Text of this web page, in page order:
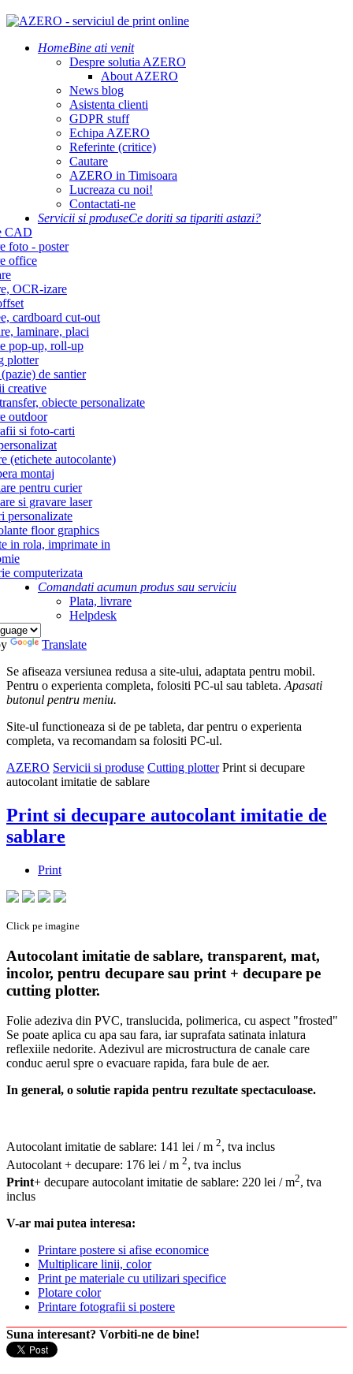
HomeBine ati venit
Despre solutia AZERO
About AZERO
News blog
Asistenta clienti
GDPR stuff
Echipa AZERO
Referinte (critice)
Cautare
AZERO in Timisoara
Lucreaza cu noi!
Contactati-ne
Servicii si produseCe doriti sa tipariti astazi?
CAD
foto - poster
office
OCR-izare
cardboard cut-out
laminare, placi
pop-up, roll-up
plotter
de santier
creative
obiecte personalizate
outdoor
si foto-carti
(etichete autocolante)
montaj
pentru curier
si gravare laser
personalizate
floor graphics
in rola, imprimate in
computerizata
Comandati acumun produs sau serviciu
Plata, livrare
Helpdesk
Translate
Se afiseaza versiunea redusa a site-ului, adaptata pentru mobil.
Pentru o experienta completa, folositi PC-ul sau tableta. Apasati
butonul pentru meniu.
Site-ul functioneaza si de pe tableta, dar pentru o experienta
completa, va recomandam sa folositi PC-ul.
AZERO Servicii si produse Cutting plotter Print si decupare
autocolant imitatie de sablare
Print si decupare autocolant imitatie de
sablare
Print
Click pe imagine
Autocolant imitatie de sablare, transparent, mat,
incolor, pentru decupare sau print + decupare pe
cutting plotter.
Folie adeziva din PVC, translucida, polimerica, cu aspect "frosted"
Se poate aplica cu apa sau fara, iar suprafata satinata inlatura
reflexiile nedorite. Adezivul are microstructura de canale care
conduc aerul spre o evacuare rapida, fara bule de aer.
In general, o solutie rapida pentru rezultate spectaculoase.
Autocolant imitatie de sablare: 141 lei / m 2, tva inclus
Autocolant + decupare: 176 lei / m 2, tva inclus
Print+ decupare autocolant imitatie de sablare: 220 lei / m2, tva
inclus
V-ar mai putea interesa:
Printare postere si afise economice
Multiplicare linii, color
Print pe materiale cu utilizari specifice
Plotare color
Printare fotografii si postere
Suna interesant? Vorbiti-ne de bine!